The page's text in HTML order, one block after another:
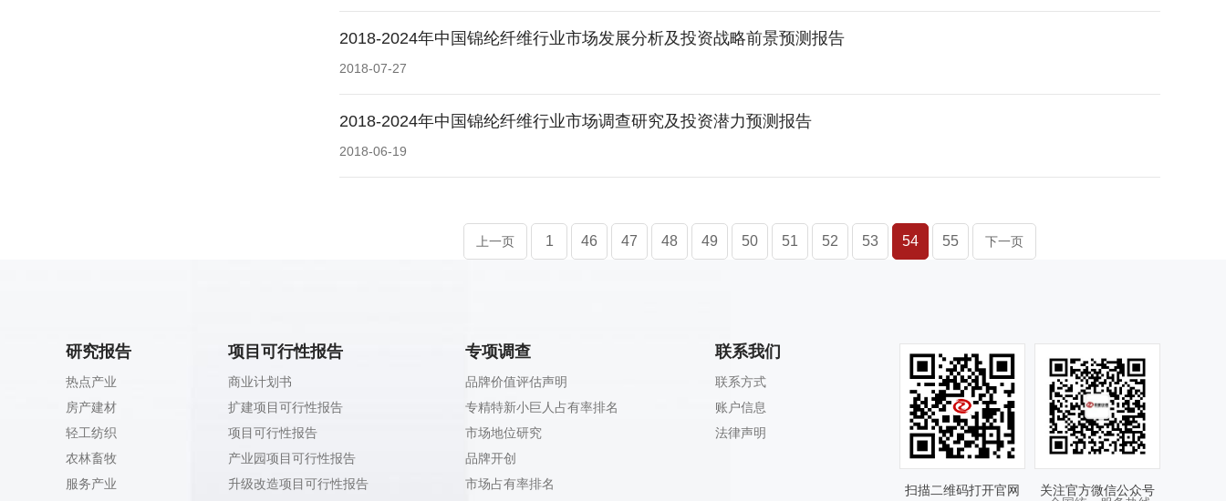
2018-2024年中国锦纶纤维行业市场发展分析及投资战略前景预测报告
2018-07-27
2018-2024年中国锦纶纤维行业市场调查研究及投资潜力预测报告
2018-06-19
上一页 1 46 47 48 49 50 51 52 53 54 55 下一页
研究报告
热点产业
房产建材
轻工纺织
农林畜牧
服务产业
项目可行性报告
商业计划书
扩建项目可行性报告
项目可行性报告
产业园项目可行性报告
升级改造项目可行性报告
专项调查
品牌价值评估声明
专精特新小巨人占有率排名
市场地位研究
品牌开创
市场占有率排名
联系我们
联系方式
账户信息
法律声明
扫描二维码打开官网
关注官方微信公众号